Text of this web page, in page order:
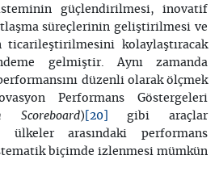
güçlendirilmesi, inovatif
süreçlerinin geliştirilmesi ve
ticarileştirilmesini kolaylaştıracak
gelmiştir. Aynı zamanda
düzenli olarak ölçmek
Performans Göstergeleri
Scoreboard) [20]
gibi araçlar
arasındaki performans
biçimde izlenmesi mümkün